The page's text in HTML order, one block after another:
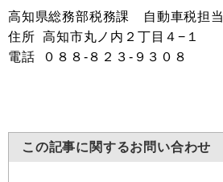
高知県総務部税務課 自動車税担当
住所 高知市丸ノ内２丁目４−１
電話 ０８８-８２３-９３０８
この記事に関するお問い合わせ